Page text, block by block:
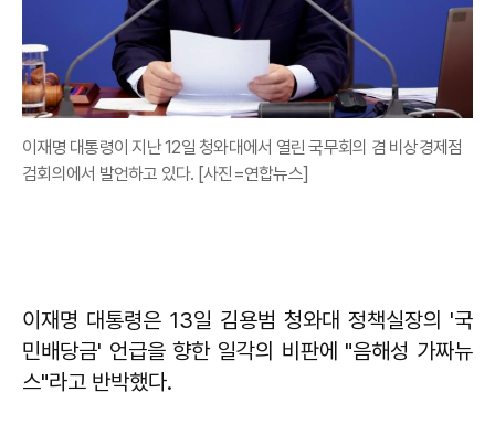
이재명 대통령이 지난 12일 청와대에서 열린 국무회의 겸 비상경제점
검회의에서 발언하고 있다. [사진=연합뉴스]
이재명 대통령은 13일 김용범 청와대 정책실장의 '국
민배당금' 언급을 향한 일각의 비판에 "음해성 가짜뉴
스"라고 반박했다.